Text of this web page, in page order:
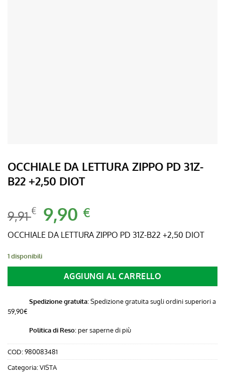
OCCHIALE DA LETTURA ZIPPO PD 31Z-
B22 +2,50 DIOT
9,91€ Il
prezzo
originale
9,90 €
attuale
OCCHIALE DA LETTURA ZIPPO PD 31Z-B22 +2,50 DIOT
1 disponibili
AGGIUNGI AL CARRELLO
Spedizione gratuita: Spedizione gratuita sugli ordini superiori a
59,90€
Politica di Reso:per saperne di più
COD:980083481
Categoria:VISTA